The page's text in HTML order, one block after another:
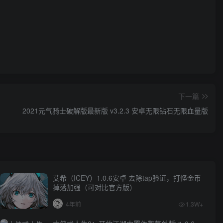
下一篇
2021元气骑士破解版最新版 v3.2.3 安卓无限钻石无限血量版
艾希（ICEY）1.0.6安卓 去除tap验证，打怪金币
掉落加强（可对比官方版）
4年前 1.3W+